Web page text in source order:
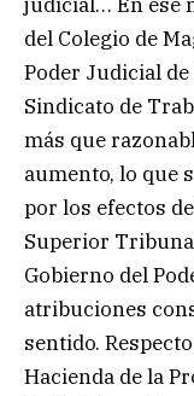
del Colegio de
Poder Judicial
Sindicato de
más que
aumento, lo que
por los efectos
Superior
Gobierno del
atribuciones
sentido.
Hacienda de la